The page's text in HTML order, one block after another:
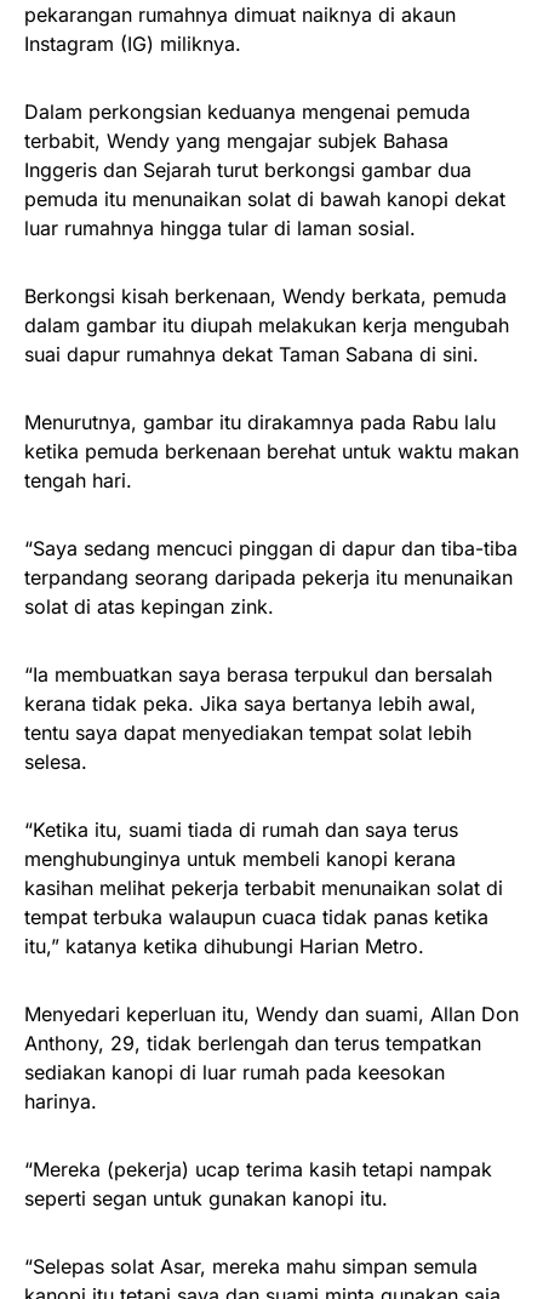
pekarangan rumahnya dimuat naiknya di akaun
Instagram (IG) miliknya.
Dalam perkongsian keduanya mengenai pemuda
terbabit, Wendy yang mengajar subjek Bahasa
Inggeris dan Sejarah turut berkongsi gambar dua
pemuda itu menunaikan solat di bawah kanopi dekat
luar rumahnya hingga tular di laman sosial.
Berkongsi kisah berkenaan, Wendy berkata, pemuda
dalam gambar itu diupah melakukan kerja mengubah
suai dapur rumahnya dekat Taman Sabana di sini.
Menurutnya, gambar itu dirakamnya pada Rabu lalu
ketika pemuda berkenaan berehat untuk waktu makan
tengah hari.
“Saya sedang mencuci pinggan di dapur dan tiba-tiba
terpandang seorang daripada pekerja itu menunaikan
solat di atas kepingan zink.
“Ia membuatkan saya berasa terpukul dan bersalah
kerana tidak peka. Jika saya bertanya lebih awal,
tentu saya dapat menyediakan tempat solat lebih
selesa.
“Ketika itu, suami tiada di rumah dan saya terus
menghubunginya untuk membeli kanopi kerana
kasihan melihat pekerja terbabit menunaikan solat di
tempat terbuka walaupun cuaca tidak panas ketika
itu,” katanya ketika dihubungi Harian Metro.
Menyedari keperluan itu, Wendy dan suami, Allan Don
Anthony, 29, tidak berlengah dan terus tempatkan
sediakan kanopi di luar rumah pada keesokan
harinya.
“Mereka (pekerja) ucap terima kasih tetapi nampak
seperti segan untuk gunakan kanopi itu.
“Selepas solat Asar, mereka mahu simpan semula